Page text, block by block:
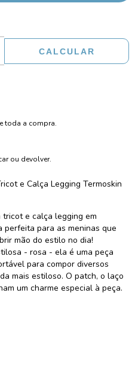
CALCULAR
toda a compra.
ou devolver.
e Calça Legging Termoskin
e calça legging em
perfeita para as meninas que
mão do estilo no dia!
- rosa - ela é uma peça
para compor diversos
mais estiloso. O patch, o laço
um charme especial à peça.